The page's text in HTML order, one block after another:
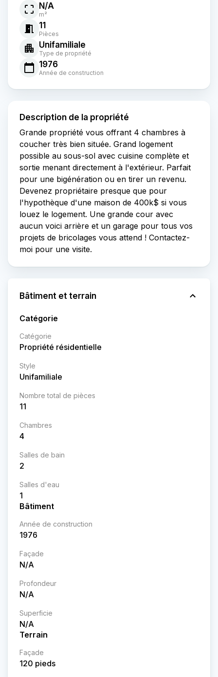
N/A
m²
11
Pièces
Unifamiliale
Type de propriété
1976
Année de construction
Description de la propriété
Grande propriété vous offrant 4 chambres à
coucher très bien située. Grand logement
possible au sous-sol avec cuisine complète et
sortie menant directement à l'extérieur. Parfait
pour une bigénération ou en tirer un revenu.
Devenez propriétaire presque que pour
l'hypothèque d'une maison de 400k$ si vous
louez le logement. Une grande cour avec
aucun voici arrière et un garage pour tous vos
projets de bricolages vous attend ! Contactez-
moi pour une visite.
Bâtiment et terrain
Catégorie
Catégorie
Propriété résidentielle
Style
Unifamiliale
Nombre total de pièces
11
Chambres
4
Salles de bain
2
Salles d'eau
1
Bâtiment
Année de construction
1976
Façade
N/A
Profondeur
N/A
Superficie
N/A
Terrain
Façade
120 pieds